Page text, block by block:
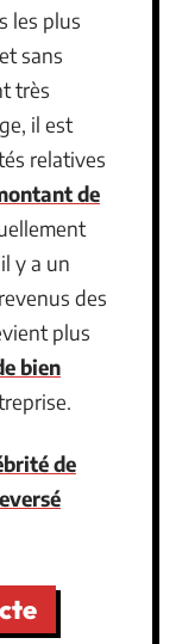
les plus
sans
très
il est
relatives
de
y a un
des
plus
bien
de